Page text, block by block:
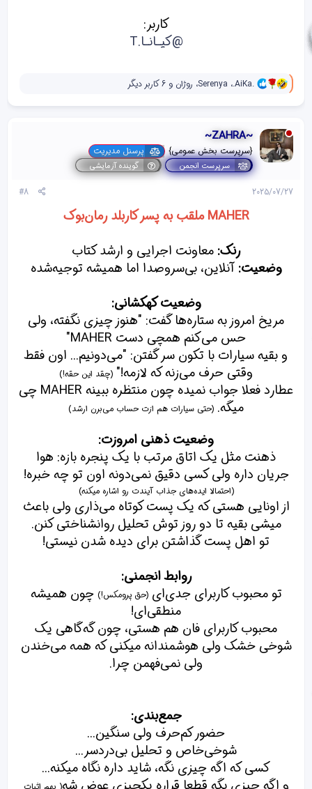
کاربر:
@کیـانـا.T
و
ک
ه
[
ی
س
.AiKa.، Serenya، روژان و 6 کاربر دیگر
~ZAHRA~
{سرپرست بخش عمومی} پرسنل مدیریت
سرپرست انجمن گوینده آزمایشی
2025/07/27
#8
MAHER ملقب به پسر کاربلد رمان‌بوک
رنک: معاونت اجرایی و ارشد کتاب
وضعیت:آنلاین، بی‌سروصدا اما همیشه توجیه‌شده
وضعیت کهکشانی:
مریخ امروز به ستاره‌ها گفت: "هنوز چیزی نگفته، ولی
حس می‌کنم همچی دست MAHER"
و بقیه سیارات با تکون سر گفتن: "می‌دونیم... اون فقط
وقتی حرف می‌زنه که لازمه!" (چقد این حقه!)
عطارد فعلا جواب نمیده چون منتظره ببینه MAHER چی
میگه. (حتی سیارات هم ازت حساب می‌برن ارشد)
وضعیت ذهنی امروزت:
ذهنت مثل یک اتاق مرتب با یک پنجره بازه: هوا
جریان داره ولی کسی دقیق نمی‌دونه اون تو چه خبره!
(احتمالا ایده‌های جذاب آیندت رو اشاره میکنه)
از اونایی هستی که یک پست کوتاه می‌ذاری ولی باعث
میشی بقیه تا دو روز توش تحلیل روانشناختی کنن.
تو اهل پست گذاشتن برای دیده شدن نیستی!
روابط انجمنی:
تو محبوب کاربرای جدی‌ای(حق پرومکس!) چون همیشه
منطقی‌ای!
محبوب کاربرای فان هم هستی، چون گه‌گاهی یک
شوخی خشک ولی هوشمندانه میکنی که همه می‌خندن
ولی نمی‌فهمن چرا.
جمع‌بندی:
حضور کم‌حرف ولی سنگین...
شوخی‌خاص و تحلیل بی‌دردسر...
کسی که اگه چیزی نگه، شاید داره نگاه میکنه...
( بهم اثبات